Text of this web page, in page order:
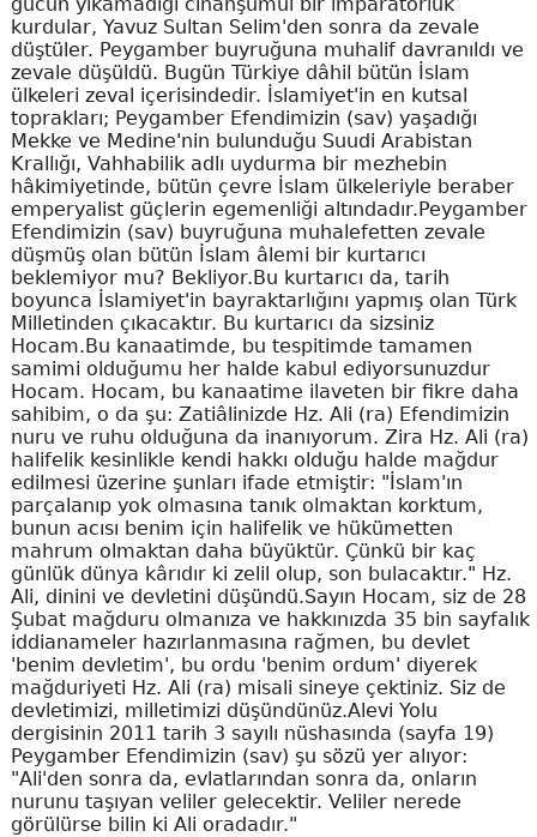
kurdular, Yavuz Sultan Selim'den sonra da zevale
düştüler. Peygamber buyruğuna muhalif davranıldı ve
zevale düşüldü. Bugün Türkiye dâhil bütün İslam
ülkeleri zeval içerisindedir. İslamiyet'in en kutsal
toprakları; Peygamber Efendimizin (sav) yaşadığı
Mekke ve Medine'nin bulunduğu Suudi Arabistan
Krallığı, Vahhabilik adlı uydurma bir mezhebin
hâkimiyetinde, bütün çevre İslam ülkeleriyle beraber
emperyalist güçlerin egemenliği altındadır.Peygamber
Efendimizin (sav) buyruğuna muhalefetten zevale
düşmüş olan bütün İslam âlemi bir kurtarıcı
beklemiyor mu? Bekliyor.Bu kurtarıcı da, tarih
boyunca İslamiyet'in bayraktarlığını yapmış olan Türk
Milletinden çıkacaktır. Bu kurtarıcı da sizsiniz
Hocam.Bu kanaatimde, bu tespitimde tamamen
samimi olduğumu her halde kabul ediyorsunuzdur
Hocam. Hocam, bu kanaatime ilaveten bir fikre daha
sahibim, o da şu: Zatiâlinizde Hz. Ali (ra) Efendimizin
nuru ve ruhu olduğuna da inanıyorum. Zira Hz. Ali (ra)
halifelik kesinlikle kendi hakkı olduğu halde mağdur
edilmesi üzerine şunları ifade etmiştir: "İslam'ın
parçalanıp yok olmasına tanık olmaktan korktum,
bunun acısı benim için halifelik ve hükümetten
mahrum olmaktan daha büyüktür. Çünkü bir kaç
günlük dünya kârıdır ki zelil olup, son bulacaktır." Hz.
Ali, dinini ve devletini düşündü.Sayın Hocam, siz de 28
Şubat mağduru olmanıza ve hakkınızda 35 bin sayfalık
iddianameler hazırlanmasına rağmen, bu devlet
'benim devletim', bu ordu 'benim ordum' diyerek
mağduriyeti Hz. Ali (ra) misali sineye çektiniz. Siz de
devletimizi, milletimizi düşündünüz.Alevi Yolu
dergisinin 2011 tarih 3 sayılı nüshasında (sayfa 19)
Peygamber Efendimizin (sav) şu sözü yer alıyor:
"Ali'den sonra da, evlatlarından sonra da, onların
nurunu taşıyan veliler gelecektir. Veliler nerede
görülürse bilin ki Ali oradadır."